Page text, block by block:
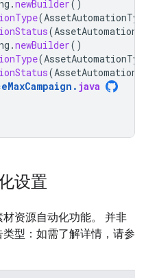
.newBuilder()
(
(
.newBuilder()
(
(
. java
设置
资源自动化功能。 并非
型：如需了解详情，请参